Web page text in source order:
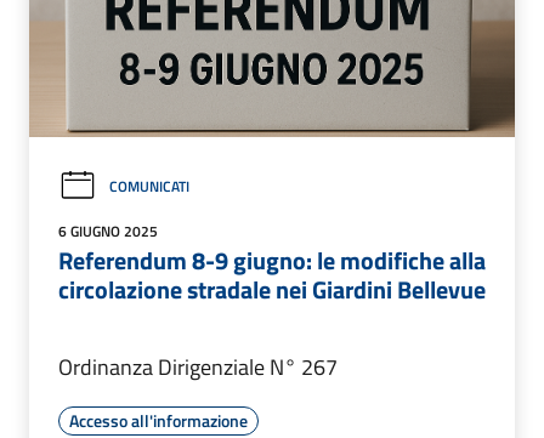
COMUNICATI
6 GIUGNO 2025
Referendum 8-9 giugno: le modifiche alla
circolazione stradale nei Giardini Bellevue
Ordinanza Dirigenziale N° 267
Accesso all'informazione